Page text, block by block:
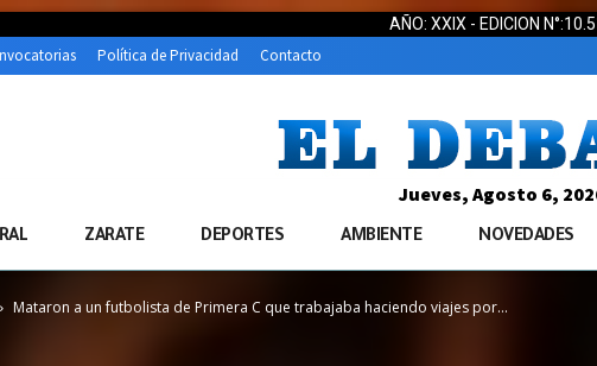
AÑO: XXIX - EDICION
Política de Privacidad Contacto
Jueves, Agosto 6,
ZARATE DEPORTES AMBIENTE NOVEDADES
Mataron a un futbolista de Primera C que trabajaba haciendo viajes por...